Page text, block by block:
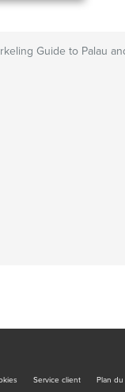
Guide to Palau
Service client Plan du